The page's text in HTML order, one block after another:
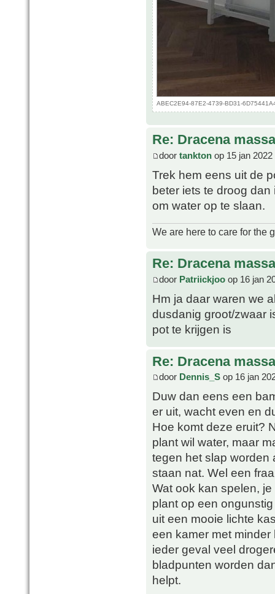
ABEC2E94-87E2-4739-BD31-
Re: Dracena
door tankton op 15 jan 2022
Trek hem eens uit de
beter iets te droog
om water op te slaan.
We are here to care for the
Re: Dracena
door Patriickjoo op 16 jan
Hm ja daar waren we
dusdanig groot/zwaar
pot te krijgen is
Re: Dracena
door Dennis_S op 16 jan
Duw dan eens een
er uit, wacht even en
Hoe komt deze eruit?
plant wil water, maar
tegen het slap worden
staan nat. Wel een
Wat ook kan spelen,
plant op een
uit een mooie lichte
een kamer met
ieder geval veel
bladpunten worden
helpt.